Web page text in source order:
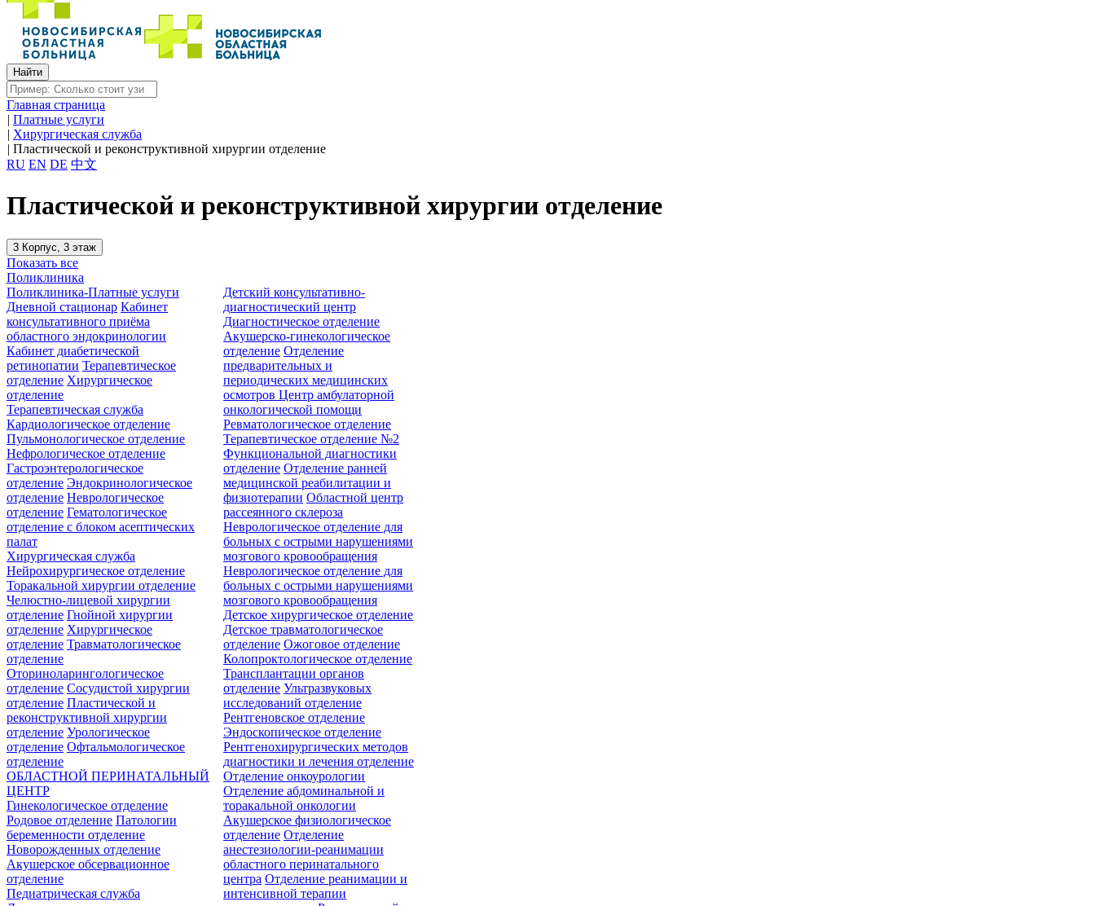
Главная страница
| Платные услуги
| Хирургическая служба
| Пластической и реконструктивной хирургии отделение
RU EN DE 中文
Пластической и реконструктивной хирургии отделение
3 Корпус, 3 этаж
Показать все
Поликлиника
Поликлиника-Платные услуги
Дневной стационар Кабинет
консультативного приёма
областного эндокринологии
Кабинет диабетической
ретинопатии Терапевтическое
отделение Хирургическое
отделение
Детский консультативно-
диагностический центр
Диагностическое отделение
Акушерско-гинекологическое
отделение Отделение
предварительных и
периодических медицинских
осмотровЦентр амбулаторной
онкологической помощи
Терапевтическая служба
Кардиологическое отделение
Пульмонологическое отделение
Нефрологическое отделение
Гастроэнтерологическое
отделение Эндокринологическое
отделение Неврологическое
отделение Гематологическое
отделение c блоком асептических
палат
Ревматологическое отделение
Терапевтическое отделение №2
Функциональной диагностики
отделение Отделение ранней
медицинской реабилитации и
физиотерапии Областной центр
рассеянного склероза
Неврологическое отделение для
больных с острыми нарушениями
мозгового кровообращения
Неврологическое отделение для
больных с острыми нарушениями
мозгового кровообращения
Хирургическая служба
Нейрохирургическое отделение
Торакальной хирургии отделение
Челюстно-лицевой хирургии
отделение Гнойной хирургии
отделение Хирургическое
отделение Травматологическое
отделение
Оториноларингологическое
отделение Сосудистой хирургии
отделение Пластической и
реконструктивной хирургии
отделение Урологическое
отделение Офтальмологическое
отделение
Детское хирургическое отделение
Детское травматологическое
отделение Ожоговое отделение
Колопроктологическое отделение
Трансплантации органов
отделение Ультразвуковых
исследований отделение
Рентгеновское отделение
Эндоскопическое отделение
Рентгенохирургических методов
диагностики и лечения отделение
Отделение онкоурологии
Отделение абдоминальной и
торакальной онкологии
ОБЛАСТНОЙ ПЕРИНАТАЛЬНЫЙ
ЦЕНТР
Гинекологическое отделение
Родовое отделение Патологии
беременности отделение
Новорожденных отделение
Акушерское обсервационное
отделение
Акушерское физиологическое
отделение Отделение
анестезиологии-реанимации
областного перинатального
центра Отделение реанимации и
интенсивной терапии
Педиатрическая служба